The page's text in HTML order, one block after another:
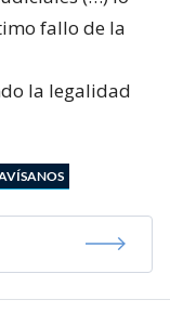
fallo de la
la legalidad